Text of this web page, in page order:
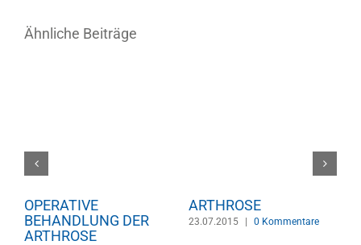
Ähnliche Beiträge
OPERATIVE
BEHANDLUNG DER
ARTHROSE
ARTHROSE
23.07.2015 0 Kommentare